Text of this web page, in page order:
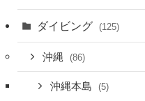
ダイビング (125)
沖縄 (86)
沖縄本島 (5)